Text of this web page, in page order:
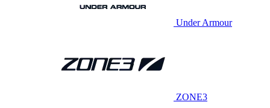
Under Armour
ZONE3